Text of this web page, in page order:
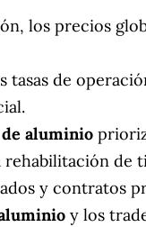
los precios
tasas de
aluminio
de
y contratos
y los